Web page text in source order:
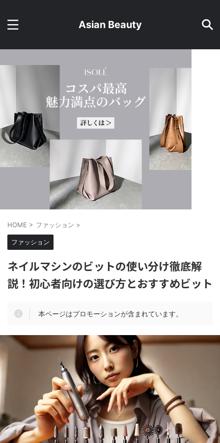
Asian Beauty
HOME > ファッション >
ファッション
ネイルマシンのビットの使い分け徹底解
説！初心者向けの選び方とおすすめビット
本ページはプロモーションが含まれています。